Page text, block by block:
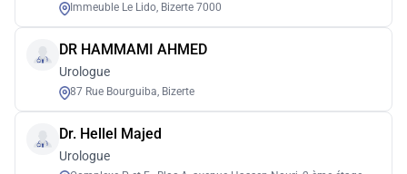
Immeuble Le Lido, Bizerte 7000
DR HAMMAMI AHMED
Urologue
87 Rue Bourguiba, Bizerte
Dr. Hellel Majed
Urologue